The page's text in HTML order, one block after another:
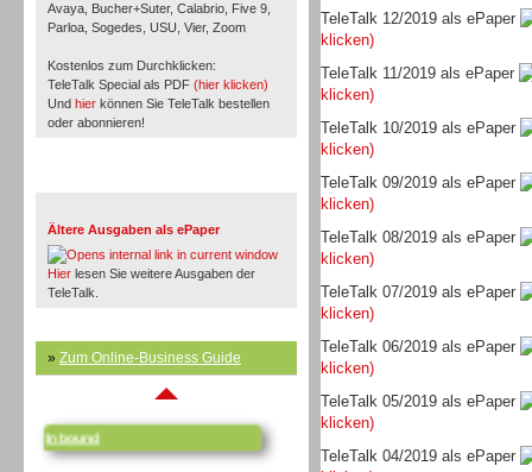
Avaya, Bucher+Suter, Calabrio, Five 9,
Parloa, Sogedes, USU, Vier, Zoom
Kostenlos zum Durchklicken:
TeleTalk Special als PDF (hier klicken)
Und hier können Sie TeleTalk bestellen
oder abonnieren!
Ältere Ausgaben als ePaper
Hier lesen Sie weitere Ausgaben der
TeleTalk.
» Zum Online-Business Guide
TeleTalk 12/2019 als ePaper
klicken)
TeleTalk 11/2019 als ePaper
klicken)
TeleTalk 10/2019 als ePaper
klicken)
TeleTalk 09/2019 als ePaper
klicken)
TeleTalk 08/2019 als ePaper
klicken)
TeleTalk 07/2019 als ePaper
klicken)
TeleTalk 06/2019 als ePaper
klicken)
TeleTalk 05/2019 als ePaper
klicken)
TeleTalk 04/2019 als ePaper